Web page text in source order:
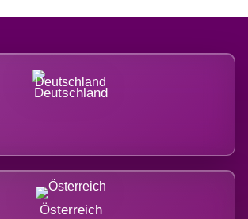
Deutschland
Österreich